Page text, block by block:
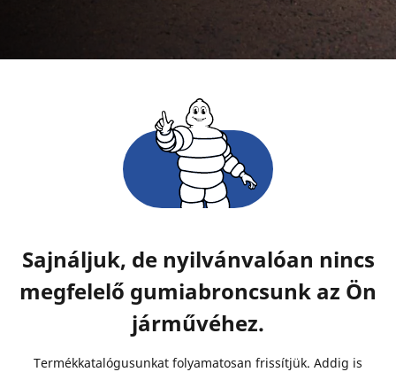
Sajnáljuk, de nyilvánvalóan nincs
megfelelő gumiabroncsunk az Ön
járművéhez.
Termékkatalógusunkat folyamatosan frissítjük. Addig is